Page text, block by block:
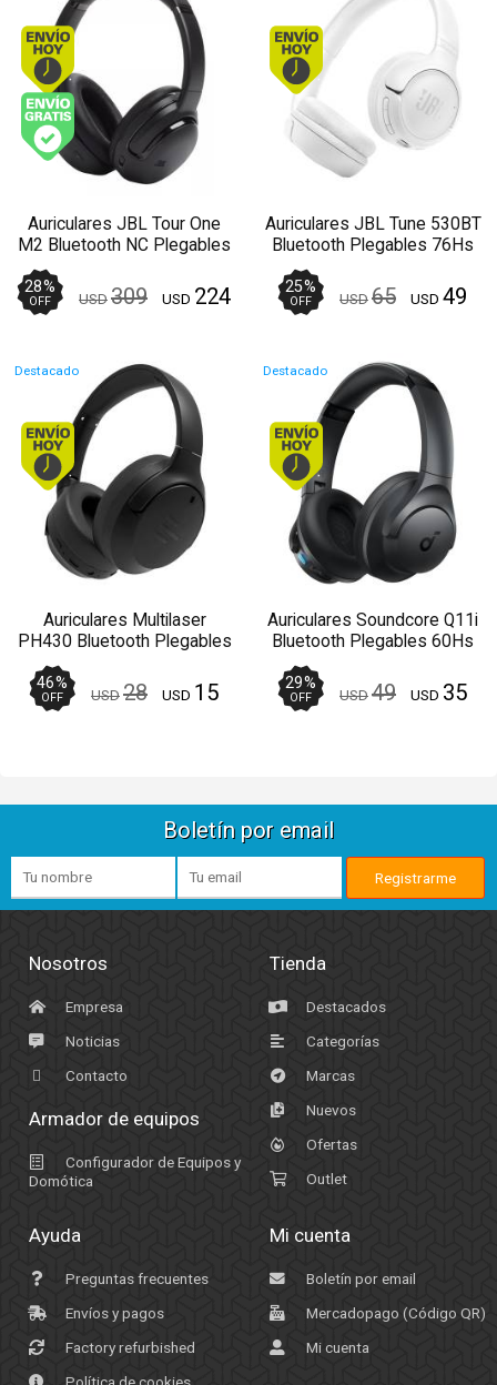
Envío hoy. Comprando antes de 13Hs.
Envío gratis (Ver Envíos y Pagos)
Auriculares JBL Tour One
M2 Bluetooth NC Plegables
Negros 50Hs - Manos
Libres
28%
OFF USD309 USD 224
Auriculares JBL Tune 530BT
Bluetooth Plegables 76Hs
Blanco - Manos libres
25%
OFF USD65 USD 49
Destacado
Envío hoy. Comprando antes de 13Hs.
Auriculares Multilaser
PH430 Bluetooth Plegables
50Hs Negros - Manos
libres
46%
OFF USD28 USD 15
Destacado
Envío hoy.
Auriculares Soundcore Q11i
Bluetooth Plegables 60Hs
Negros - Manos libres
29%
OFF USD49 USD 35
Boletín por email
Nosotros
Empresa
Noticias
Contacto
Armador de equipos
Configurador de Equipos y
Domótica
Tienda
Destacados
Categorías
Marcas
Nuevos
Ofertas
Outlet
Ayuda
Preguntas frecuentes
Envíos y pagos
Factory refurbished
Mi cuenta
Boletín por email
Mercadopago (Código QR)
Mi cuenta